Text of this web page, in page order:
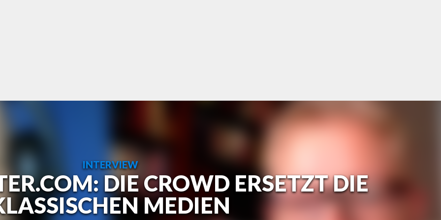
INTERVIEW
DIE CROWD ERSETZT DIE
MEDIEN